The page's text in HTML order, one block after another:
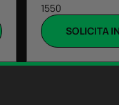
1550
SOLICITA